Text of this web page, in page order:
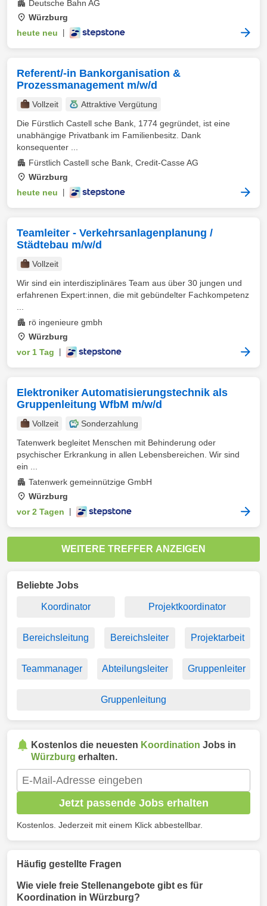
Deutsche Bahn AG
Würzburg
heute neu
Referent/-in Bankorganisation &
Prozessmanagement m/w/d
Vollzeit
Attraktive Vergütung
Die Fürstlich Castell sche Bank, 1774 gegründet, ist eine
unabhängige Privatbank im Familienbesitz. Dank
konsequenter ...
Fürstlich Castell sche Bank, Credit-Casse AG
Würzburg
heute neu
Teamleiter - Verkehrsanlagenplanung /
Städtebau m/w/d
Vollzeit
Wir sind ein interdisziplinäres Team aus über 30 jungen und
erfahrenen Expert:innen, die mit gebündelter Fachkompetenz
rö ingenieure gmbh
Würzburg
vor 1 Tag
Elektroniker Automatisierungstechnik als
Gruppenleitung WfbM m/w/d
Vollzeit
Sonderzahlung
Tatenwerk begleitet Menschen mit Behinderung oder
psychischer Erkrankung in allen Lebensbereichen. Wir sind
ein ...
Tatenwerk gemeinnützige GmbH
Würzburg
vor 2 Tagen
WEITERE TREFFER ANZEIGEN
Beliebte Jobs
Koordinator Projektkoordinator
Bereichsleitung Bereichsleiter Projektarbeit
Teammanager Abteilungsleiter Gruppenleiter
Gruppenleitung
Kostenlos die neuesten Koordination Jobs in
Würzburg erhalten.
Jetzt passende Jobs erhalten
Kostenlos. Jederzeit mit einem Klick abbestellbar.
Häufig gestellte Fragen
Wie viele freie Stellenangebote gibt es für
Koordination in Würzburg?